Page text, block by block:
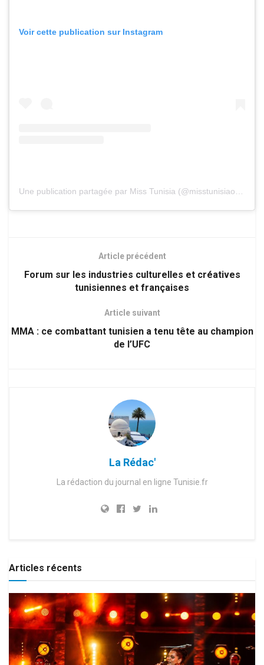
Voir cette publication sur Instagram
Une publication partagée par Miss Tunisia (@misstunisiaofficial)
Article précédent
Forum sur les industries culturelles et créatives
tunisiennes et françaises
Article suivant
MMA : ce combattant tunisien a tenu tête au champion
de l’UFC
La Rédac'
La rédaction du journal en ligne Tunisie.fr
Articles récents